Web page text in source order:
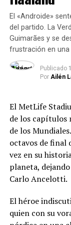
internacional
Estados
rápida de
ellas
Desactivar una
circunferencia
semanas de
segura
velocidad
imanes
mantiene a
un
El «Androide»
del partido. La
Guimarães y se
frustración en una
Publicado
Por Ailén
El MetLife
de los capítulos
de los Mundiales.
octavos de final
vez en su
planeta,
Carlo Ancelotti.
El héroe
quien con su